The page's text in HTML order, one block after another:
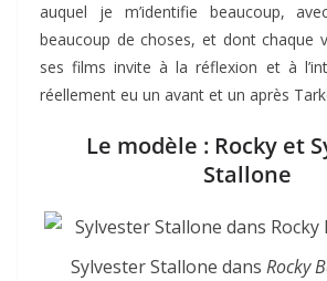
auquel je m’identifie beaucoup,
beaucoup de choses, et dont chaque
ses films invite à la réflexion et à
réellement eu un avant et un après
Le modèle : Rocky et
Stallone
Sylvester Stallone dans Rocky